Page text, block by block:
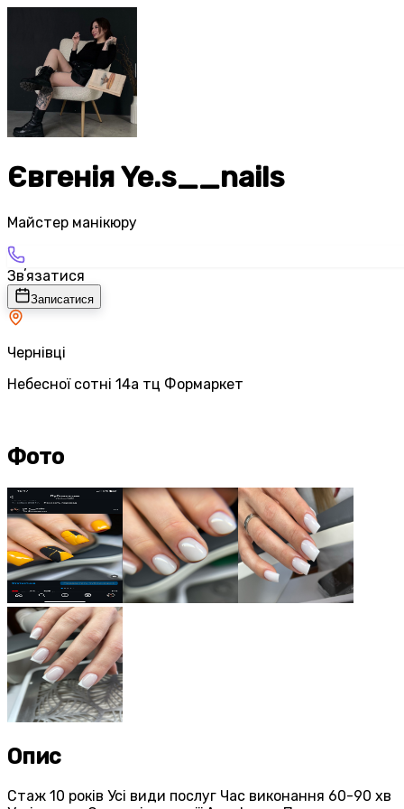
Євгенія Ye.s__nails
Майстер манікюру
Звʼязатися
Записатися
Чернівці
Небесної сотні 14а тц Формаркет
Фото
Опис
Стаж 10 років Усі види послуг Час виконання 60-90 хв